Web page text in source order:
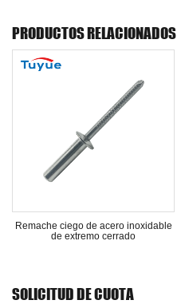
PRODUCTOS RELACIONADOS
Remache ciego de acero inoxidable
de extremo cerrado
SOLICITUD DE CUOTA